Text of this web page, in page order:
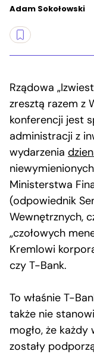
Adam Sokołowski
Rządowa
zresztą razem z
konferencji jest
administracji z
wydarzenia
Ministerstwa
(odpowiednik
Wewnętrznych,
„czołowych
Kremlowi
czy T-Bank.
To właśnie T-
także nie
mogło, że
zostały